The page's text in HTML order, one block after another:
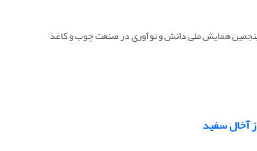
همایش ملی دانش و نوآوری در صنعت چوب و کاغذ
آخال سفید